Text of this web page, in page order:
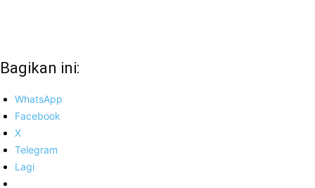
Bagikan ini:
WhatsApp
Facebook
X
Telegram
Lagi